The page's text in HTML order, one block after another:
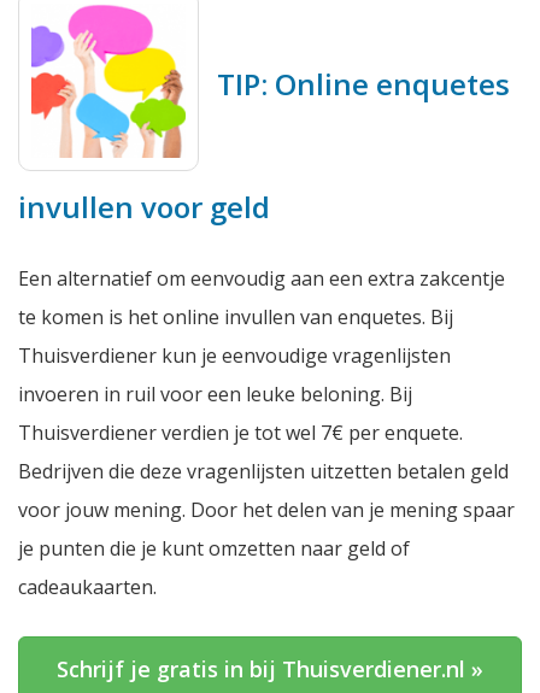
TIP: Online enquetes
invullen voor geld
Een alternatief om eenvoudig aan een extra zakcentje
te komen is het online invullen van enquetes. Bij
Thuisverdiener kun je eenvoudige vragenlijsten
invoeren in ruil voor een leuke beloning. Bij
Thuisverdiener verdien je tot wel 7€ per enquete.
Bedrijven die deze vragenlijsten uitzetten betalen geld
voor jouw mening. Door het delen van je mening spaar
je punten die je kunt omzetten naar geld of
cadeaukaarten.
Schrijf je gratis in bij Thuisverdiener.nl »